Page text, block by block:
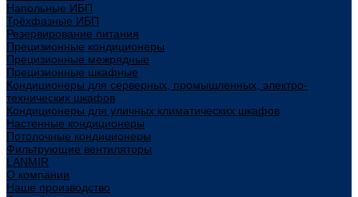
Напольные ИБП
Трёхфазные ИБП
Резервирование питания
Прецизионные кондиционеры
Прецизионные межрядные
Прецизионные шкафные
Кондиционеры для серверных, промышленных, электро-
технических шкафов
Кондиционеры для уличных климатических шкафов
Настенные кондиционеры
Потолочные кондиционеры
Фильтрующие вентиляторы
LANMIR
О компании
Наше производство